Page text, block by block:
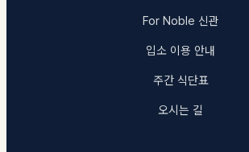
For Noble 신관
입소 이용 안내
주간 식단표
오시는 길